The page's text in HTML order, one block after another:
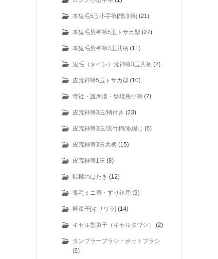
本鬼毛5玉小手箒[階段箒] (21)
本鬼毛荒神箒5玉トサカ型 (27)
本鬼毛荒神箒3玉共柄 (11)
鬼毛（タイシ）荒神箒3玉共柄 (2)
皮荒神箒5玉トサカ型 (10)
寺社・護摩壇・祭壇用小箒 (7)
皮荒神箒3玉/柄付き (23)
皮荒神箒3玉/黒竹柄/糸綴じ (6)
皮荒神箒3玉共柄 (15)
皮荒神箒1玉 (8)
棕櫚のはたき (12)
鬼毛ミニ箒・すり鉢用 (9)
棒束子[キリワラ] (14)
キセル型束子（キセルタワシ） (2)
タンブラーブラシ・ポットブラシ
(6)